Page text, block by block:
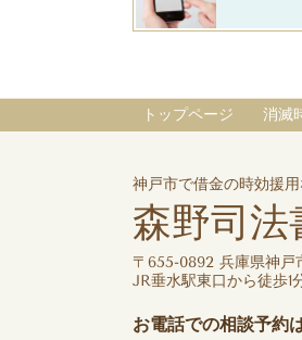
トップページ 消滅
神戸市で借金の時効援用
森野司法
〒655-0892 兵庫県神戸
JR垂水駅東口から徒歩
お電話での相談予約